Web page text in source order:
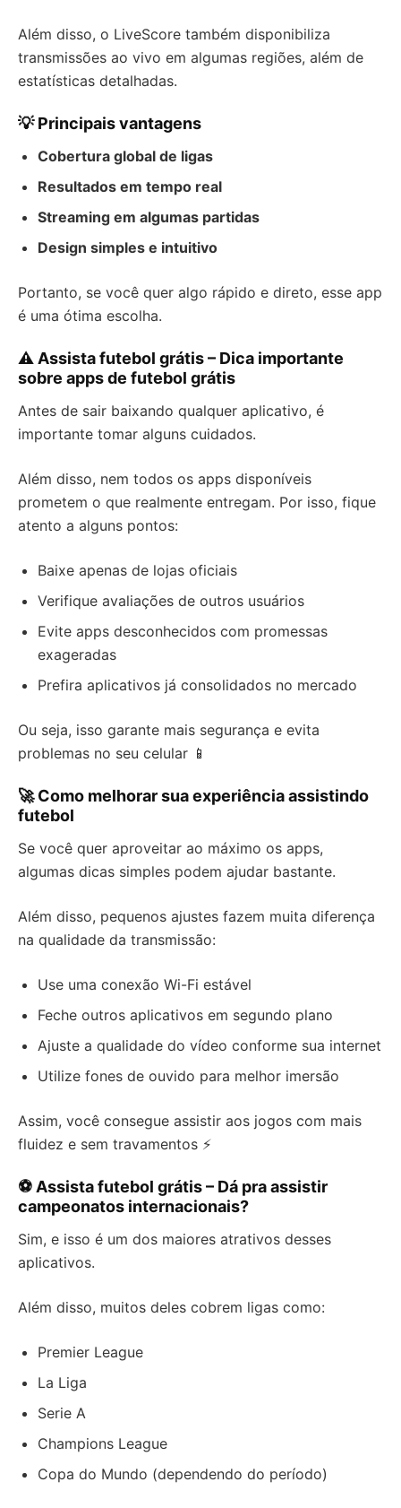
Além disso, o LiveScore também disponibiliza
transmissões ao vivo em algumas regiões, além de
estatísticas detalhadas.
💡 Principais vantagens
Cobertura global de ligas
Resultados em tempo real
Streaming em algumas partidas
Design simples e intuitivo
Portanto, se você quer algo rápido e direto, esse app
é uma ótima escolha.
⚠️ Assista futebol grátis – Dica importante
sobre apps de futebol grátis
Antes de sair baixando qualquer aplicativo, é
importante tomar alguns cuidados.
Além disso, nem todos os apps disponíveis
prometem o que realmente entregam. Por isso, fique
atento a alguns pontos:
Baixe apenas de lojas oficiais
Verifique avaliações de outros usuários
Evite apps desconhecidos com promessas
exageradas
Prefira aplicativos já consolidados no mercado
Ou seja, isso garante mais segurança e evita
problemas no seu celular 📱
🚀 Como melhorar sua experiência assistindo
futebol
Se você quer aproveitar ao máximo os apps,
algumas dicas simples podem ajudar bastante.
Além disso, pequenos ajustes fazem muita diferença
na qualidade da transmissão:
Use uma conexão Wi-Fi estável
Feche outros aplicativos em segundo plano
Ajuste a qualidade do vídeo conforme sua internet
Utilize fones de ouvido para melhor imersão
Assim, você consegue assistir aos jogos com mais
fluidez e sem travamentos ⚡
⚽ Assista futebol grátis – Dá pra assistir
campeonatos internacionais?
Sim, e isso é um dos maiores atrativos desses
aplicativos.
Além disso, muitos deles cobrem ligas como:
Premier League
La Liga
Serie A
Champions League
Copa do Mundo (dependendo do período)